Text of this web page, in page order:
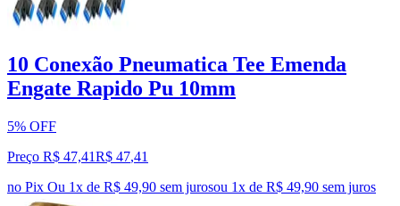
10 Conexão Pneumatica Tee Emenda
Engate Rapido Pu 10mm
5% OFF
Preço R$ 47,41R$ 47,41
no Pix Ou 1x de R$ 49,90 sem jurosou 1x de R$ 49,90 sem juros